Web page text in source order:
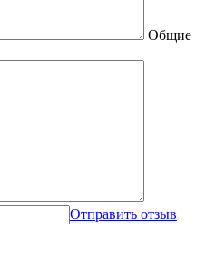
Общие
Отправить отзыв